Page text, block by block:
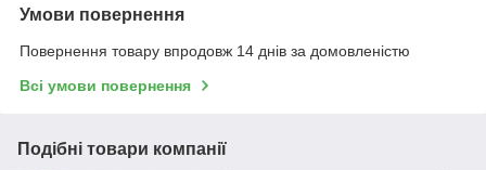
Умови повернення
Повернення товару впродовж 14 днів за домовленістю
Всі умови повернення
Подібні товари компанії